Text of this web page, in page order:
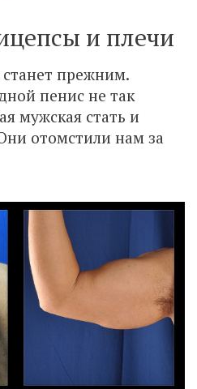
и плечи
прежним.
пенис не так
мужская стать и
отомстили нам за